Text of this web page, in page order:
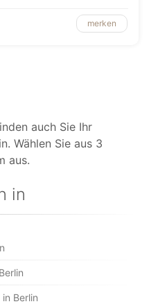
merken
auch Sie Ihr
Wählen Sie aus 3
aus.
in
Berlin